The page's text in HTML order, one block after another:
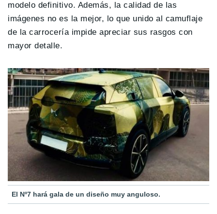
modelo definitivo. Además, la calidad de las
imágenes no es la mejor, lo que unido al camuflaje
de la carrocería impide apreciar sus rasgos con
mayor detalle.
El Nº7 hará gala de un diseño muy anguloso.